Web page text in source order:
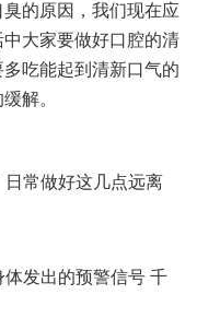
臭的原因，我们现在应
大家要做好口腔的清
吃能起到清新口气的
解。
日常做好这几点远离
发出的预警信号 千